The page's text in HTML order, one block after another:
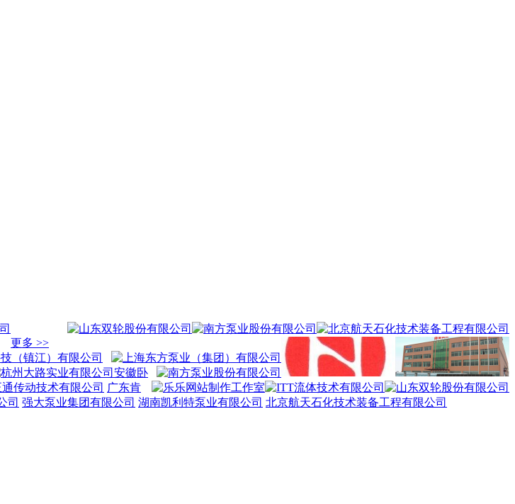
更多 >>
（镇江）有限公司
安徽卧
传动技术有限公司 广东肯
司 强大泵业集团有限公司 湖南凯利特泵业有限公司 北京航天石化技术装备工程有限公司